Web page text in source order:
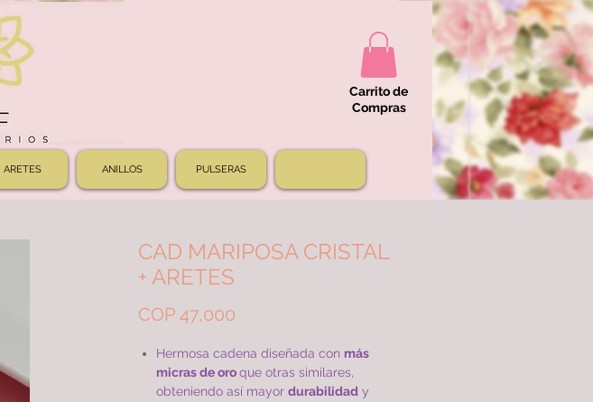
Carrito de
Compras
ARETES ANILLOS PULSERAS
CAD MARIPOSA CRISTAL
+ ARETES
COP 47,000Price
Hermosa cadena diseñada con más
micras de oroque otras similares,
obteniendo así mayor durabilidady